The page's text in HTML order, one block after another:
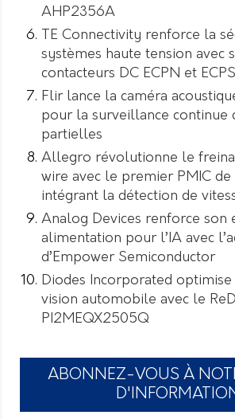
AHP2356A
TE Connectivity renforce la
systèmes haute tension avec
contacteurs DC ECPN et ECPS
Flir lance la caméra
pour la surveillance continue
partielles
Allegro révolutionne le
wire avec le premier PMIC de
intégrant la détection de
Analog Devices renforce son
alimentation pour l’IA avec
d’Empower Semiconductor
Diodes Incorporated
vision automobile avec le
PI2MEQX2505Q
ABONNEZ-VOUS À